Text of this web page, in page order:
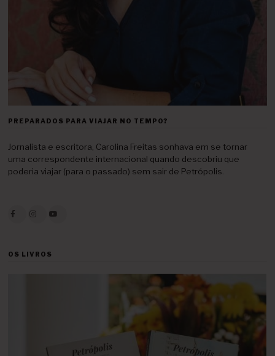
PREPARADOS PARA VIAJAR NO TEMPO?
Jornalista e escritora, Carolina Freitas sonhava em se tornar
uma correspondente internacional quando descobriu que
poderia viajar (para o passado) sem sair de Petrópolis.
OS LIVROS